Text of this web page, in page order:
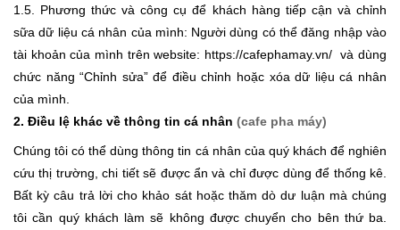
1.5. Phương thức và công cụ để khách hàng tiếp cận và chỉnh
sữa dữ liệu cá nhân của mình: Người dùng có thể đăng nhập vào
tài khoản của mình trên website: https://cafephamay.vn/ và dùng
chức năng “Chỉnh sửa” để điều chỉnh hoặc xóa dữ liệu cá nhân
của mình.
2. Điều lệ khác về thông tin cá nhân (cafe pha máy)
Chúng tôi có thể dùng thông tin cá nhân của quý khách để nghiên
cứu thị trường, chi tiết sẽ được ẩn và chỉ được dùng để thống kê.
Bất kỳ câu trả lời cho khảo sát hoặc thăm dò dư luận mà chúng
tôi cần quý khách làm sẽ không được chuyển cho bên thứ ba.